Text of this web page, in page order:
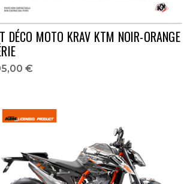
DÉCO MOTO KRAV KTM NOIR-ORANGE
€